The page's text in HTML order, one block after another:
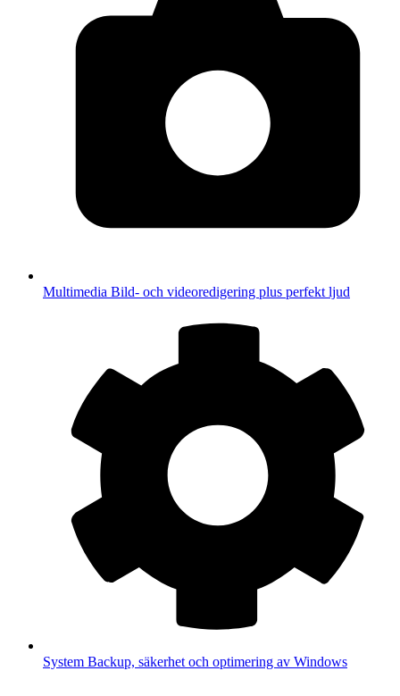
Multimedia Bild- och videoredigering plus perfekt ljud
System Backup, säkerhet och optimering av Windows